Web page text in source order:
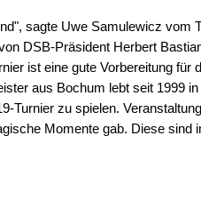
sagte Uwe Samulewicz vom
DSB-Präsident Herbert
ist eine gute Vorbereitung für
aus Bochum lebt seit 1999
Turnier zu spielen.
Momente gab. Diese sind